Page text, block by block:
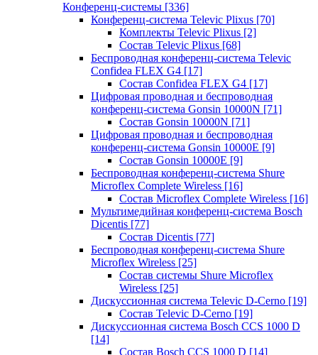
Конференц-системы [336]
Конференц-система Televic Plixus [70]
Комплекты Televic Plixus [2]
Состав Televic Plixus [68]
Беспроводная конференц-система Televic
Confidea FLEX G4 [17]
Состав Confidea FLEX G4 [17]
Цифровая проводная и беспроводная
конференц-система Gonsin 10000N [71]
Состав Gonsin 10000N [71]
Цифровая проводная и беспроводная
конференц-система Gonsin 10000E [9]
Состав Gonsin 10000E [9]
Беспроводная конференц-система Shure
Microflex Complete Wireless [16]
Состав Microflex Complete Wireless [16]
Мультимедийная конференц-система Bosch
Dicentis [77]
Состав Dicentis [77]
Беспроводная конференц-система Shure
Microflex Wireless [25]
Состав системы Shure Microflex
Wireless [25]
Дискуссионная система Televic D-Cerno [19]
Состав Televic D-Cerno [19]
Дискуссионная система Bosch CCS 1000 D
[14]
Состав Bosch CCS 1000 D [14]